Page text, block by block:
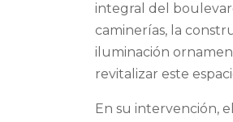
integral del
caminerías, la
iluminación
revitalizar este
En su intervención,